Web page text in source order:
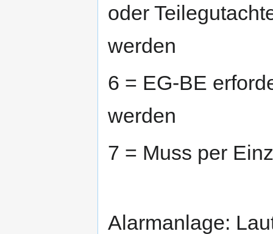
oder
werden
6 = EG-BE
werden
7 = Muss per
Alarmanlage: